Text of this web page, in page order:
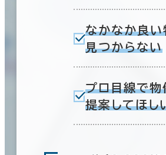
なかなか良い
見つからない
プロ目線で物
提案してほし